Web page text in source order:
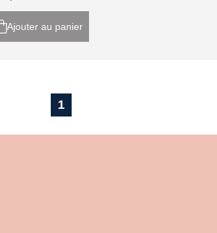
Ajouter au panier
1